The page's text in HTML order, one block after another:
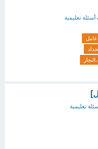
أسئلة تعليمية
عامل
،النجار
تعليمية